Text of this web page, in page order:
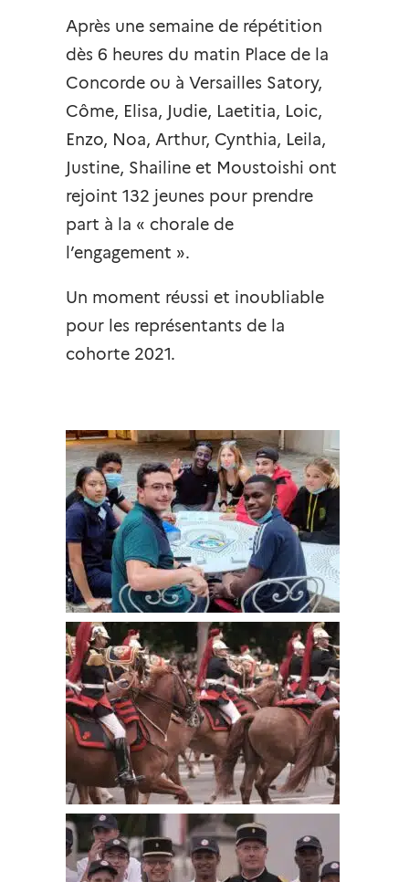
Après une semaine de répétition
dès 6 heures du matin Place de la
Concorde ou à Versailles Satory,
Côme, Elisa, Judie, Laetitia, Loic,
Enzo, Noa, Arthur, Cynthia, Leila,
Justine, Shailine et Moustoishi ont
rejoint 132 jeunes pour prendre
part à la « chorale de
l’engagement ».
Un moment réussi et inoubliable
pour les représentants de la
cohorte 2021.